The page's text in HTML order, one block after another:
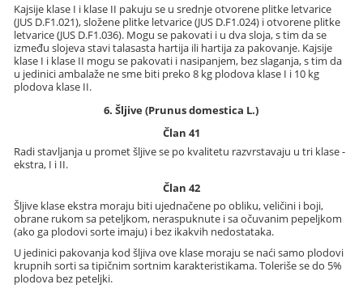
Kajsije klase I i klase II pakuju se u srednje otvorene plitke letvarice
(JUS D.F1.021), složene plitke letvarice (JUS D.F1.024) i otvorene plitke
letvarice (JUS D.F1.036). Mogu se pakovati i u dva sloja, s tim da se
između slojeva stavi talasasta hartija ili hartija za pakovanje. Kajsije
klase I i klase II mogu se pakovati i nasipanjem, bez slaganja, s tim da
u jedinici ambalaže ne sme biti preko 8 kg plodova klase I i 10 kg
plodova klase II.
6. Šljive (Prunus domestica L.)
Član 41
Radi stavljanja u promet šljive se po kvalitetu razvrstavaju u tri klase -
ekstra, I i II.
Član 42
Šljive klase ekstra moraju biti ujednačene po obliku, veličini i boji,
obrane rukom sa peteljkom, neraspuknute i sa očuvanim pepeljkom
(ako ga plodovi sorte imaju) i bez ikakvih nedostataka.
U jedinici pakovanja kod šljiva ove klase moraju se naći samo plodovi
krupnih sorti sa tipičnim sortnim karakteristikama. Toleriše se do 5%
plodova bez peteljki.